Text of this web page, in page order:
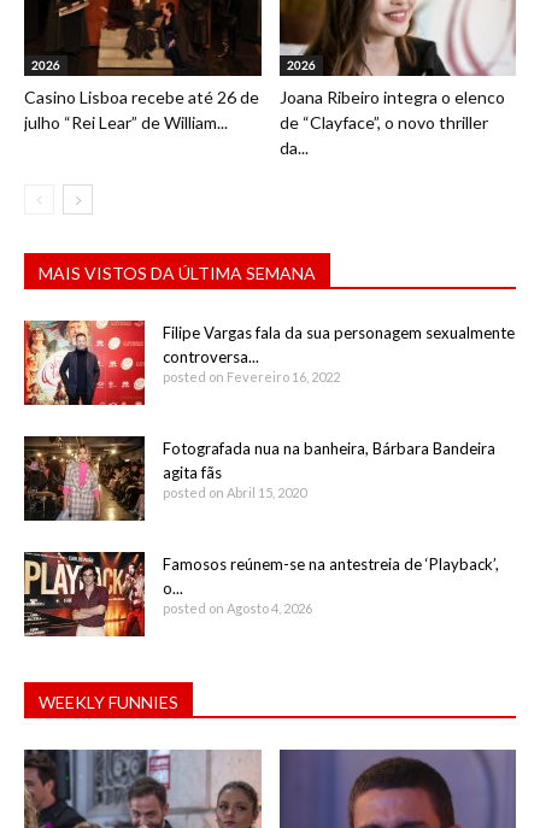
2026
Casino Lisboa recebe até 26 de
julho “Rei Lear” de William...
2026
Joana Ribeiro integra o elenco
de “Clayface”, o novo thriller
da...
MAIS VISTOS DA ÚLTIMA SEMANA
Filipe Vargas fala da sua personagem sexualmente
controversa...
posted on Fevereiro 16, 2022
Fotografada nua na banheira, Bárbara Bandeira
agita fãs
posted on Abril 15, 2020
Famosos reúnem-se na antestreia de ‘Playback’,
o...
posted on Agosto 4, 2026
WEEKLY FUNNIES